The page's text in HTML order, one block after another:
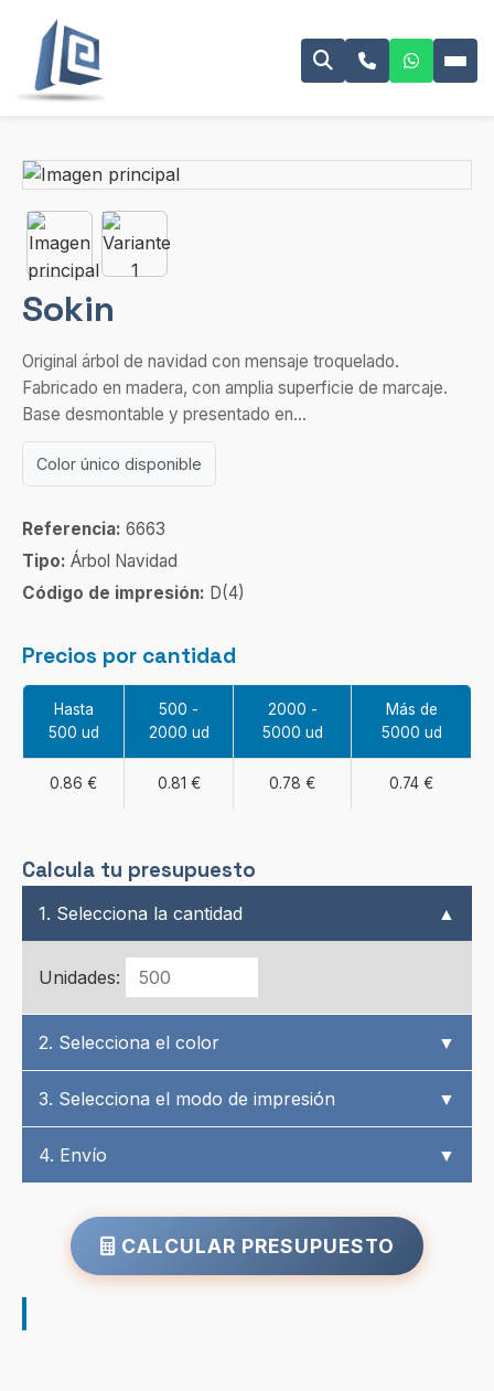
Sokin
Original árbol de navidad con mensaje troquelado.
Fabricado en madera, con amplia superficie de marcaje.
Base desmontable y presentado en...
Color único disponible
Referencia: 6663
Tipo: Árbol Navidad
Código de impresión: D(4)
Precios por cantidad
Hasta
500 ud
500 -
2000 ud
2000 -
5000 ud
Más de
5000 ud
0.86 € 0.81 € 0.78 € 0.74 €
Calcula tu presupuesto
1. Selecciona la cantidad ▲
Unidades:
2. Selecciona el color ▼
3. Selecciona el modo de impresión ▼
4. Envío ▼
CALCULAR PRESUPUESTO